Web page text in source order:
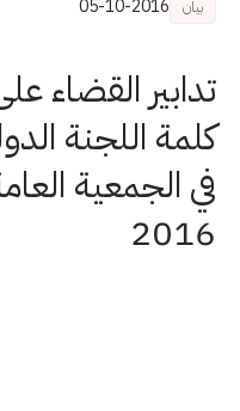
بيان 05-10-2016
تدابير القضاء
كلمة اللجنة
في الجمعية
2016